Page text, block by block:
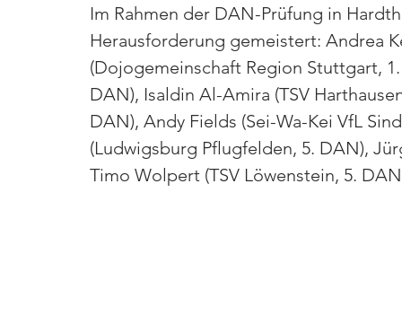
Im Rahmen der DAN-Prüfung in
Herausforderung gemeistert: Andrea
(Dojogemeinschaft Region Stuttgart,
DAN), Isaldin Al-Amira (TSV
DAN), Andy Fields (Sei-Wa-Kei VfL
(Ludwigsburg Pflugfelden, 5. DAN),
Timo Wolpert (TSV Löwenstein, 5.